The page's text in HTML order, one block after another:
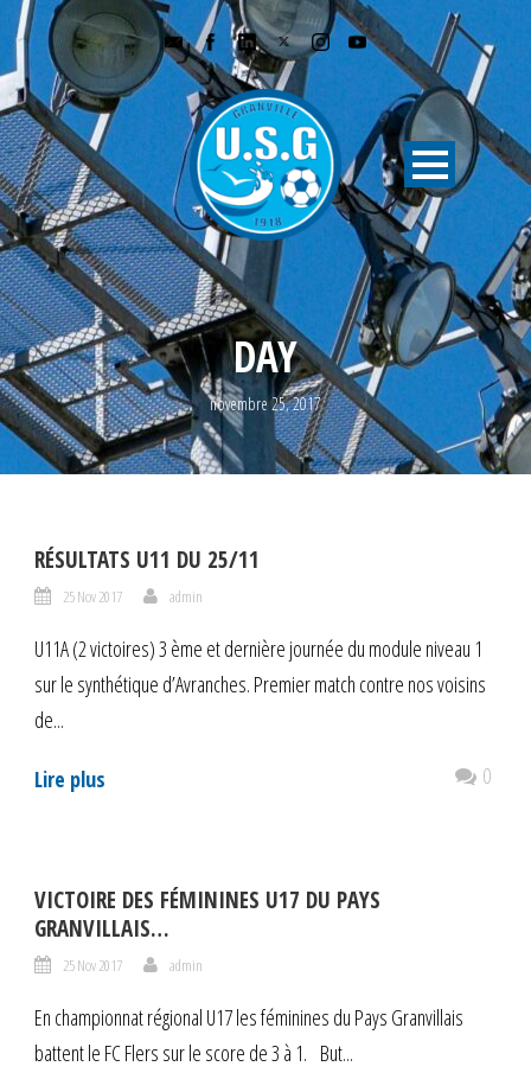
DAY
novembre 25, 2017
RÉSULTATS U11 DU 25/11
25 Nov 2017 admin
U11A (2 victoires) 3 ème et dernière journée du module niveau 1
sur le synthétique d’Avranches. Premier match contre nos voisins
de...
Lire plus 0
VICTOIRE DES FÉMININES U17 DU PAYS
GRANVILLAIS…
25 Nov 2017 admin
En championnat régional U17 les féminines du Pays Granvillais
battent le FC Flers sur le score de 3 à 1. But...